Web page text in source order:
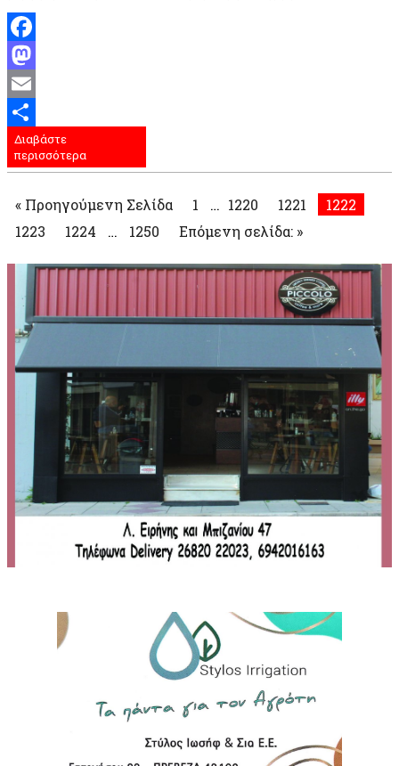
Facebook
Mastodon
Email
Μοιραστείτε
Διαβάστε
περισσότερα
« Προηγούμενη Σελίδα 1 … 1220 1221
1222
1223
1224 … 1250 Επόμενη σελίδα: »